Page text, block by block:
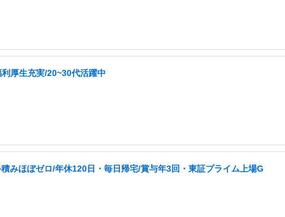
厚生充実/20~30代活躍中
みほぼゼロ/年休120日・毎日帰宅/賞与年3回・東証プライム上場G